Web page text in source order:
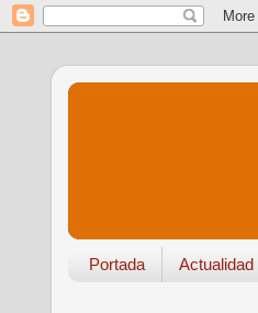
Portada Actualidad